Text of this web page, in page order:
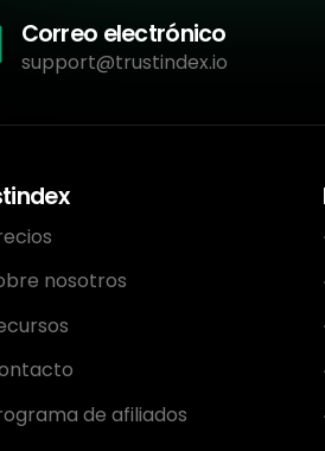
Correo electrónico
support@trustindex.io
nosotros
de afiliados